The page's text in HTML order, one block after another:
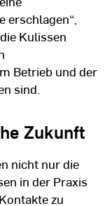
erschlagen“,
Kulissen
Betrieb und der
sind.
Zukunft
nicht nur die
in der Praxis
zu